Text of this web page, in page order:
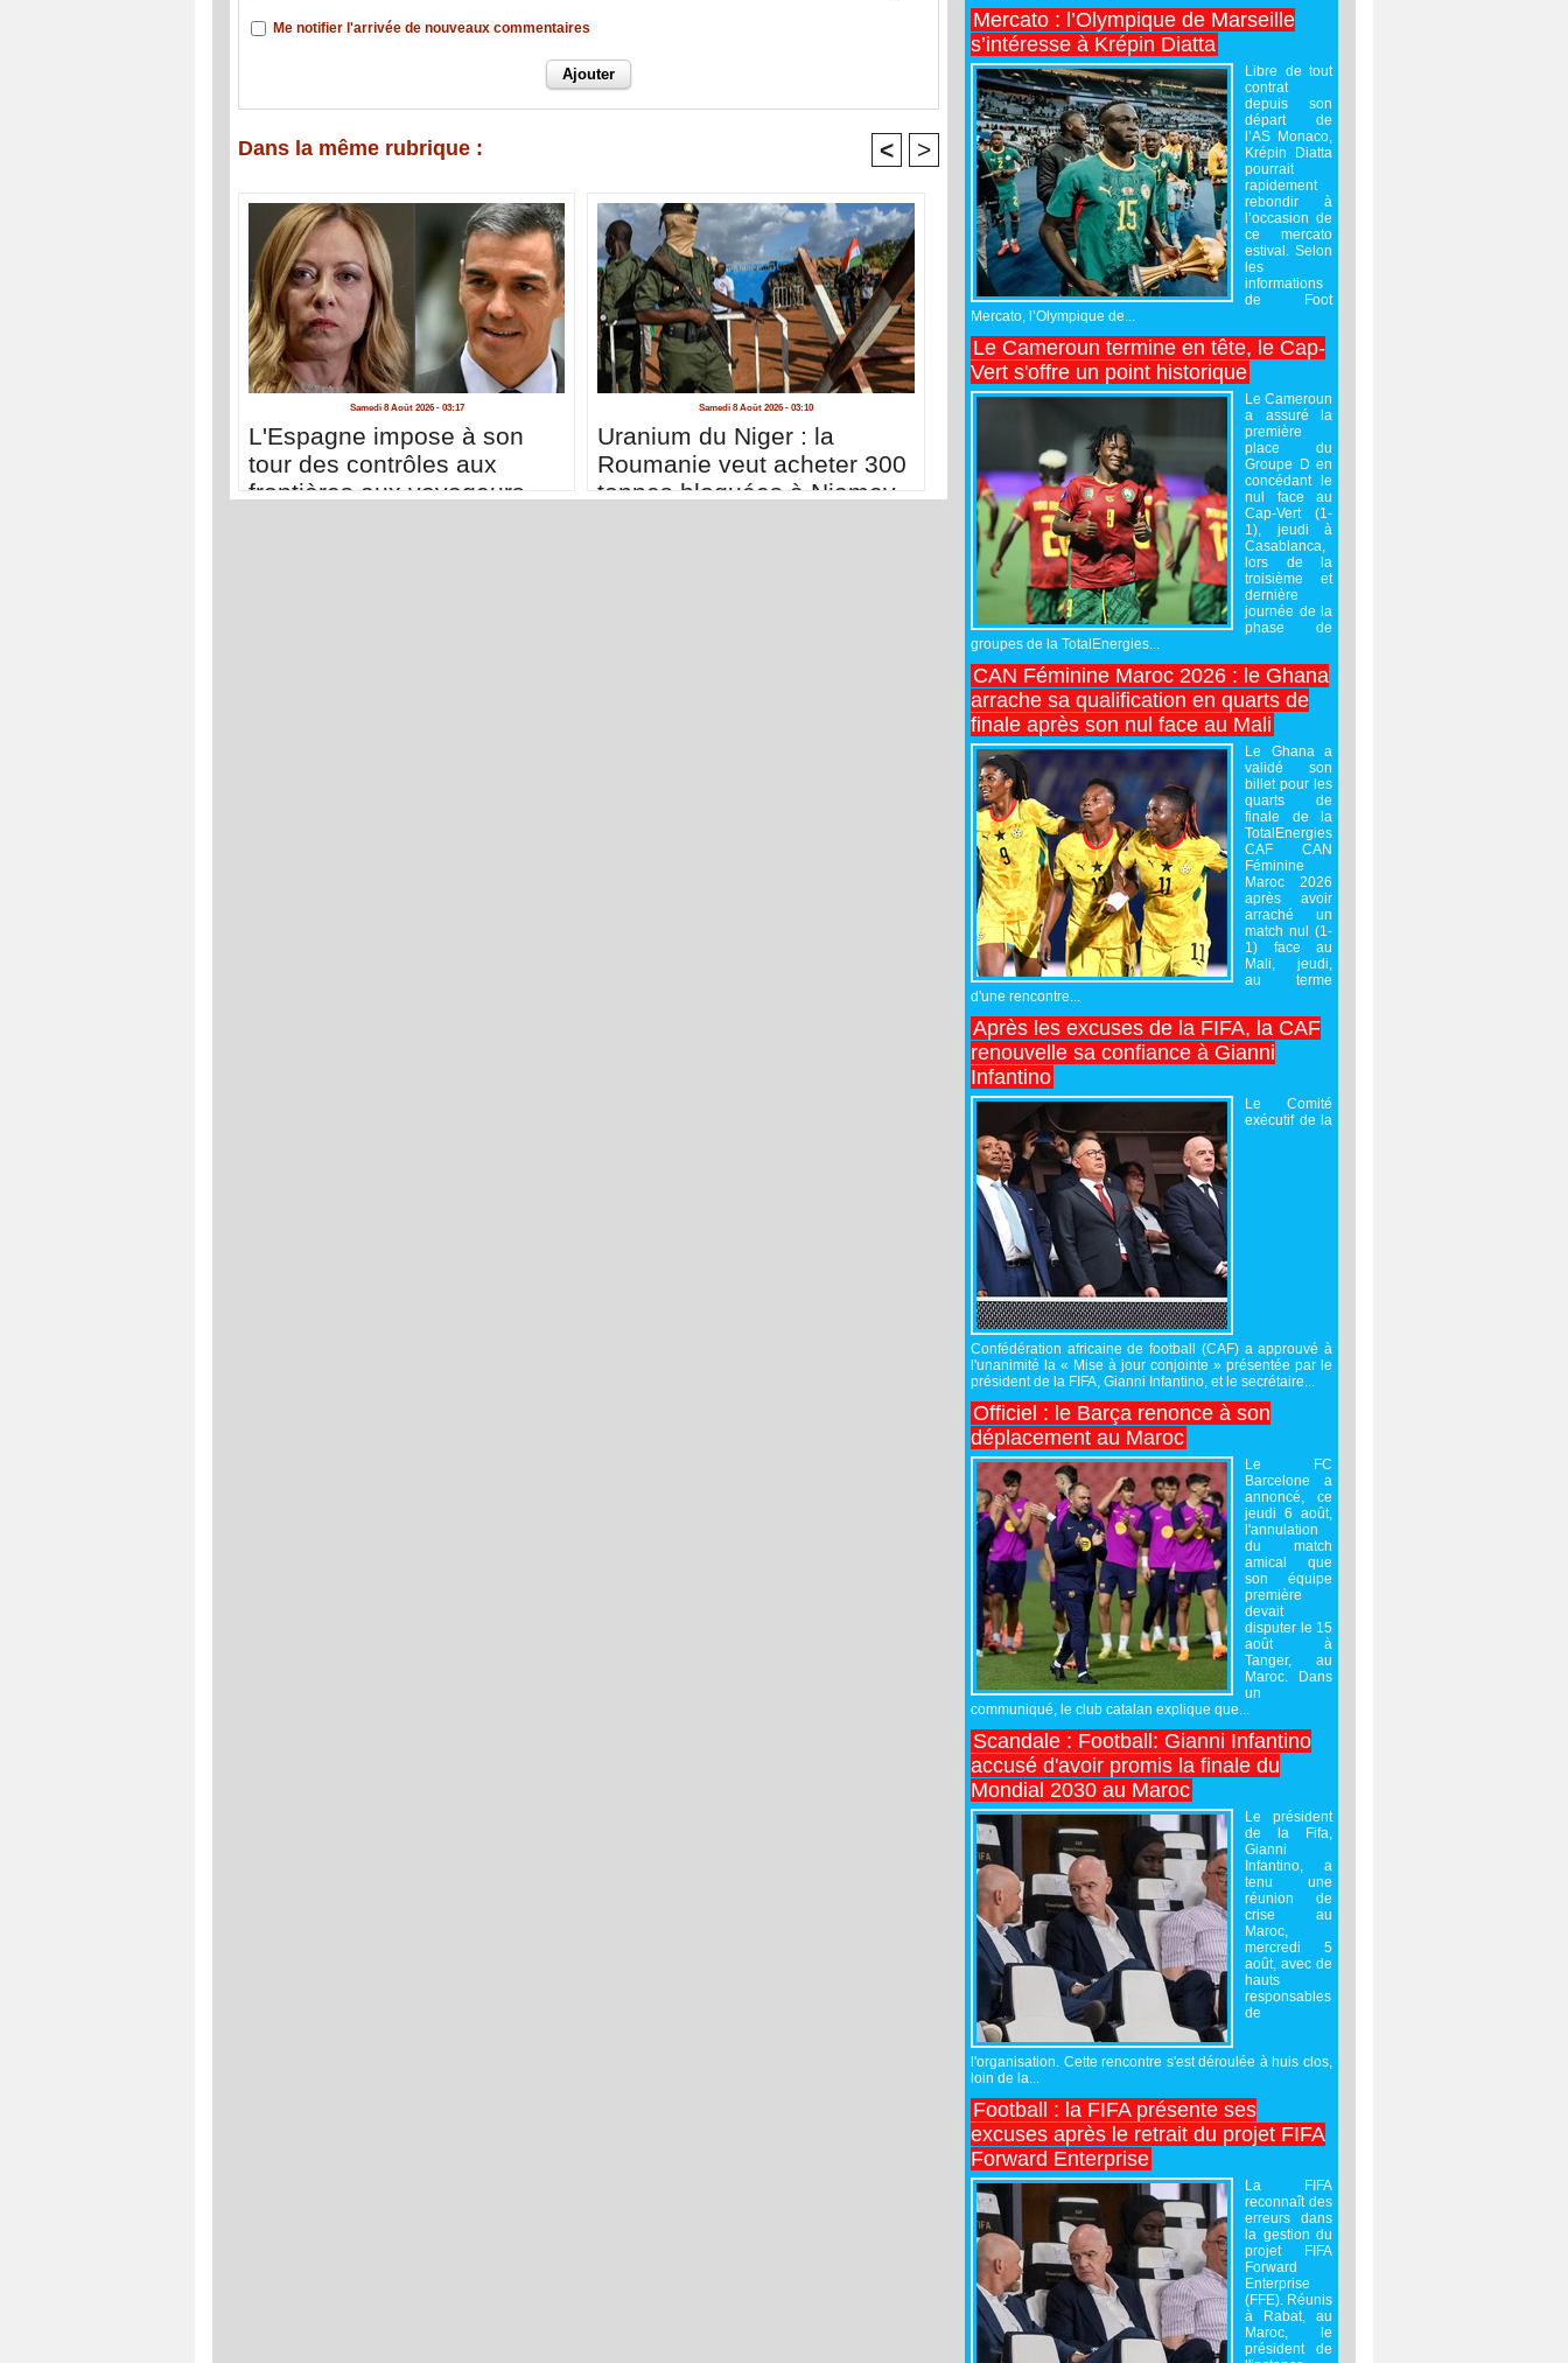
Me notifier l'arrivée de nouveaux commentaires
Dans la même rubrique : < >
Samedi 8 Août 2026 - 03:17
L'Espagne impose à son
tour des contrôles aux
frontières aux voyageurs
Samedi 8 Août 2026 - 03:10
Uranium du Niger : la
Roumanie veut acheter 300
tonnes bloquées à Niamey
Mercato : l’Olympique de Marseille
s’intéresse à Krépin Diatta
Libre de tout
contrat
depuis son
départ de
l’AS Monaco,
Krépin Diatta
pourrait
rapidement
rebondir à
l’occasion de
ce mercato
estival. Selon
les
informations
de Foot
Mercato, l’Olympique de...
Le Cameroun termine en tête, le Cap-
Vert s'offre un point historique
Le Cameroun
a assuré la
première
place du
Groupe D en
concédant le
nul face au
Cap-Vert (1-
1), jeudi à
Casablanca,
lors de la
troisième et
dernière
journée de la
phase de
groupes de la TotalEnergies...
CAN Féminine Maroc 2026 : le Ghana
arrache sa qualification en quarts de
finale après son nul face au Mali
Le Ghana a
validé son
billet pour les
quarts de
finale de la
TotalEnergies
CAF CAN
Féminine
Maroc 2026
après avoir
arraché un
match nul (1-
1) face au
Mali, jeudi,
au terme
d'une rencontre...
Après les excuses de la FIFA, la CAF
renouvelle sa confiance à Gianni
Infantino
Le Comité
exécutif de la
Confédération africaine de football (CAF) a approuvé à
l'unanimité la « Mise à jour conjointe » présentée par le
président de la FIFA, Gianni Infantino, et le secrétaire...
Officiel : le Barça renonce à son
déplacement au Maroc
Le FC
Barcelone a
annoncé, ce
jeudi 6 août,
l'annulation
du match
amical que
son équipe
première
devait
disputer le 15
août à
Tanger, au
Maroc. Dans
un
communiqué, le club catalan explique que...
Scandale : Football: Gianni Infantino
accusé d'avoir promis la finale du
Mondial 2030 au Maroc
Le président
de la Fifa,
Gianni
Infantino, a
tenu une
réunion de
crise au
Maroc,
mercredi 5
août, avec de
hauts
responsables
de
l'organisation. Cette rencontre s'est déroulée à huis clos,
loin de la...
Football : la FIFA présente ses
excuses après le retrait du projet FIFA
Forward Enterprise
La FIFA
reconnaît des
erreurs dans
la gestion du
projet FIFA
Forward
Enterprise
(FFE). Réunis
à Rabat, au
Maroc, le
président de